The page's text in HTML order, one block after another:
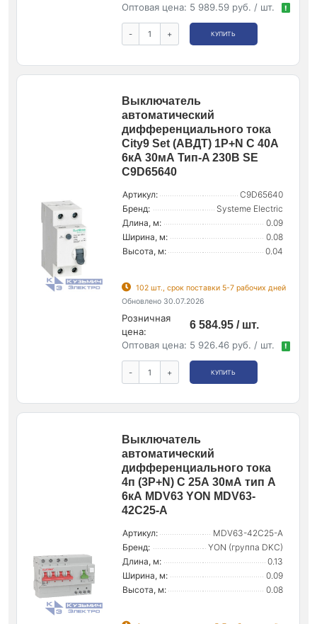
Оптовая цена: 5 989.59 руб. / шт. !
- + КУПИТЬ
Выключатель
автоматический
дифференциального тока
City9 Set (АВДТ) 1P+N C 40А
6кА 30мА Тип-A 230В SE
C9D65640
Артикул:
C9D65640
Бренд:
Systeme Electric
Длина, м:
0.09
Ширина, м:
0.08
Высота, м:
0.04
102 шт., срок поставки 5-7 рабочих дней
Обновлено 30.07.2026
Розничная
цена:
6 584.95 / шт.
Оптовая цена: 5 926.46 руб. / шт. !
- + КУПИТЬ
Выключатель
автоматический
дифференциального тока
4п (3P+N) C 25А 30мА тип A
6кА MDV63 YON MDV63-
42C25-A
Артикул:
MDV63-42C25-A
Бренд:
YON (группа DKC)
Длина, м:
0.13
Ширина, м:
0.09
Высота, м:
0.08